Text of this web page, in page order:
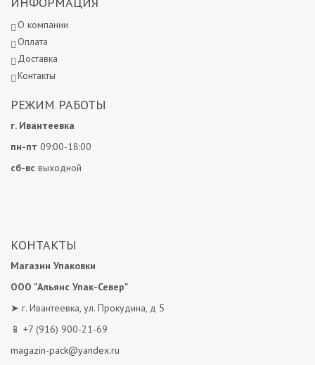
О компании
Оплата
Доставка
Контакты
РЕЖИМ РАБОТЫ
г. Ивантеевка
пн-пт 09:00-18:00
сб-вс выходной
КОНТАКТЫ
Магазин Упаковки
OOO "Альянс Упак-Север"
➤ г. Ивантеевка, ул. Прокудина, д 5
📱 +7 (916) 900-21-69
magazin-pack@yandex.ru